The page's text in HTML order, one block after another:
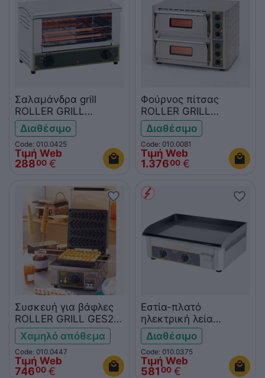
Σαλαμάνδρα grill
ROLLER GRILL
BAR1000
Διαθέσιμο
Code: 010.0425
Τιμή Web
28800 €
Φούρνος πίτσας
ROLLER GRILL
PZ430D
Διαθέσιμο
Code: 010.0081
Τιμή Web
1.37600 €
Συσκευή για βάφλες
ROLLER GRILL GES23
4 corn sticks
Χαμηλό απόθεμα
Code: 010.0447
Τιμή Web
74600 €
Εστία-πλατό
ηλεκτρική λεία
ROLLER GRILL
PSR600E
Διαθέσιμο
Code: 010.0375
Τιμή Web
58100 €